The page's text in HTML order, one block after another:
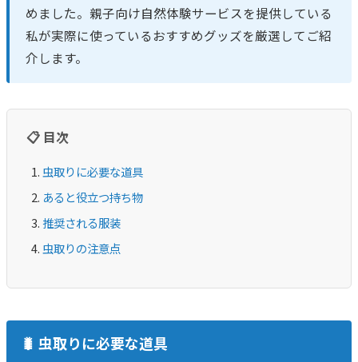
めました。親子向け自然体験サービスを提供している
私が実際に使っているおすすめグッズを厳選してご紹
介します。
📋 目次
虫取りに必要な道具
あると役立つ持ち物
推奨される服装
虫取りの注意点
🐛 虫取りに必要な道具